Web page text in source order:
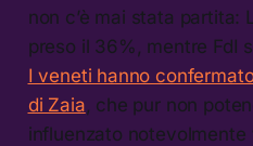
non c’è mai stata partita:
preso il 36%, mentre FdI
I veneti hanno
di Zaia , che pur non
influenzato notevolmente